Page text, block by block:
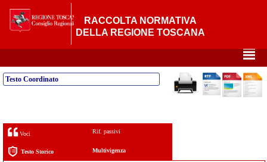
RACCOLTA NORMATIVA
DELLA REGIONE TOSCANA
²
Testo Coordinato
Voci Rif. passivi
Testo Storico Multivigenza